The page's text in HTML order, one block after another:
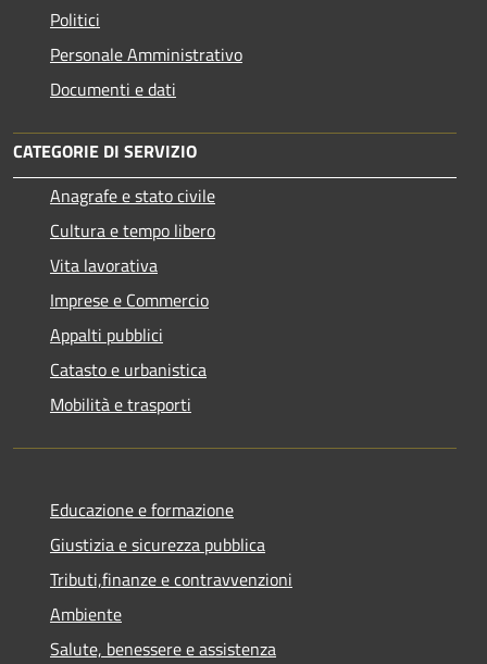
Politici
Personale Amministrativo
Documenti e dati
CATEGORIE DI SERVIZIO
Anagrafe e stato civile
Cultura e tempo libero
Vita lavorativa
Imprese e Commercio
Appalti pubblici
Catasto e urbanistica
Mobilità e trasporti
Educazione e formazione
Giustizia e sicurezza pubblica
Tributi,finanze e contravvenzioni
Ambiente
Salute, benessere e assistenza